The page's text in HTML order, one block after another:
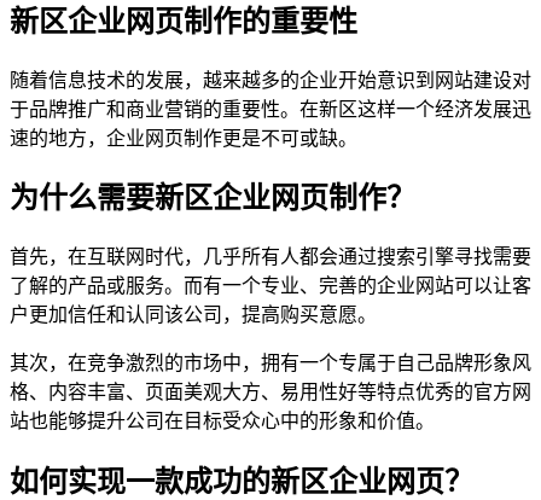
新区企业网页制作的重要性
随着信息技术的发展，越来越多的企业开始意识到网站建设对
于品牌推广和商业营销的重要性。在新区这样一个经济发展迅
速的地方，企业网页制作更是不可或缺。
为什么需要新区企业网页制作？
首先，在互联网时代，几乎所有人都会通过搜索引擎寻找需要
了解的产品或服务。而有一个专业、完善的企业网站可以让客
户更加信任和认同该公司，提高购买意愿。
其次，在竞争激烈的市场中，拥有一个专属于自己品牌形象风
格、内容丰富、页面美观大方、易用性好等特点优秀的官方网
站也能够提升公司在目标受众心中的形象和价值。
如何实现一款成功的新区企业网页？